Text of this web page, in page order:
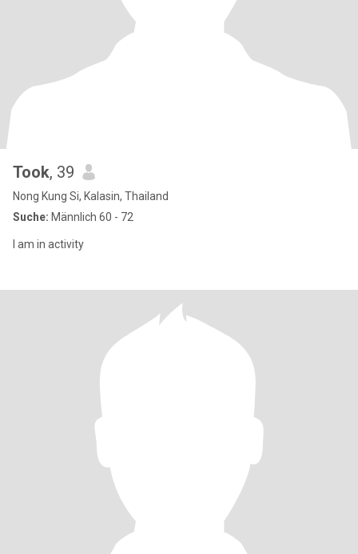
Took, 39
Nong Kung Si, Kalasin, Thailand
Suche: Männlich 60 - 72
I am in activity